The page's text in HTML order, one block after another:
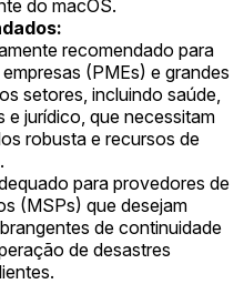
do macOS.
recomendado para
(PMEs) e grandes
setores, incluindo saúde,
e jurídico, que necessitam
robusta e recursos de
para provedores de
(MSPs) que desejam
de continuidade
de desastres